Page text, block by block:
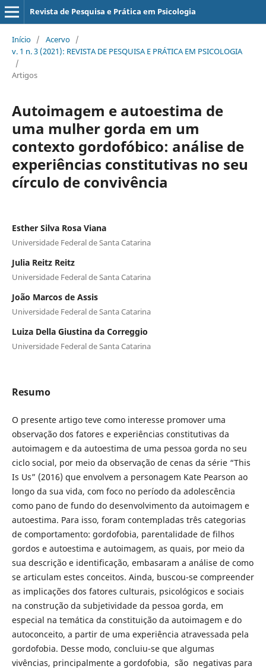
Revista de Pesquisa e Prática em Psicologia
Início / Acervo /
v. 1 n. 3 (2021): REVISTA DE PESQUISA E PRÁTICA EM PSICOLOGIA
/
Artigos
Autoimagem e autoestima de
uma mulher gorda em um
contexto gordofóbico: análise de
experiências constitutivas no seu
círculo de convivência
Esther Silva Rosa Viana
Universidade Federal de Santa Catarina
Julia Reitz Reitz
Universidade Federal de Santa Catarina
João Marcos de Assis
Universidade Federal de Santa Catarina
Luiza Della Giustina da Correggio
Universidade Federal de Santa Catarina
Resumo
O presente artigo teve como interesse promover uma
observação dos fatores e experiências constitutivas da
autoimagem e da autoestima de uma pessoa gorda no seu
ciclo social, por meio da observação de cenas da série “This
Is Us” (2016) que envolvem a personagem Kate Pearson ao
longo da sua vida, com foco no período da adolescência
como pano de fundo do desenvolvimento da autoimagem e
autoestima. Para isso, foram contempladas três categorias
de comportamento: gordofobia, parentalidade de filhos
gordos e autoestima e autoimagem, as quais, por meio da
sua descrição e identificação, embasaram a análise de como
se articulam estes conceitos. Ainda, buscou-se compreender
as implicações dos fatores culturais, psicológicos e sociais
na construção da subjetividade da pessoa gorda, em
especial na temática da constituição da autoimagem e do
autoconceito, a partir de uma experiência atravessada pela
gordofobia. Desse modo, concluiu-se que algumas
vivências, principalmente a gordofobia, são negativas para